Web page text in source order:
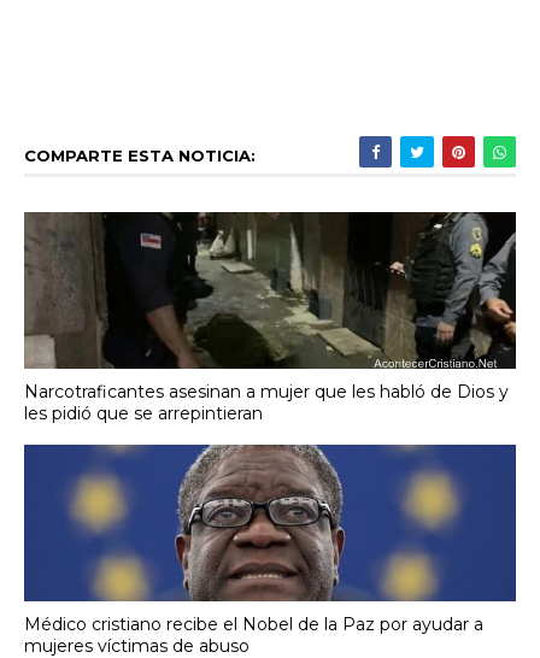
COMPARTE ESTA NOTICIA:
Narcotraficantes asesinan a mujer que les habló de Dios y
les pidió que se arrepintieran
Médico cristiano recibe el Nobel de la Paz por ayudar a
mujeres víctimas de abuso